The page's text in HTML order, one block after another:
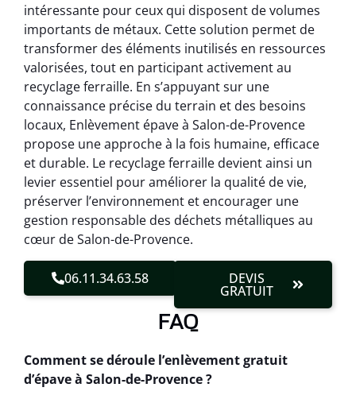
intéressante pour ceux qui disposent de volumes
importants de métaux. Cette solution permet de
transformer des éléments inutilisés en ressources
valorisées, tout en participant activement au
recyclage ferraille. En s’appuyant sur une
connaissance précise du terrain et des besoins
locaux, Enlèvement épave à Salon-de-Provence
propose une approche à la fois humaine, efficace
et durable. Le recyclage ferraille devient ainsi un
levier essentiel pour améliorer la qualité de vie,
préserver l’environnement et encourager une
gestion responsable des déchets métalliques au
cœur de Salon-de-Provence.
06.11.34.63.58 DEVIS
GRATUIT
FAQ
Comment se déroule l’enlèvement gratuit
d’épave à Salon-de-Provence ?